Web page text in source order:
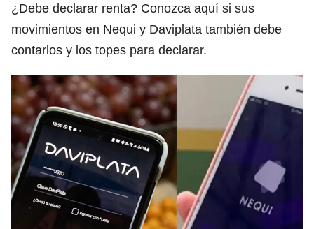
¿Debe declarar renta? Conozca aquí si sus
movimientos en Nequi y Daviplata también debe
contarlos y los topes para declarar.